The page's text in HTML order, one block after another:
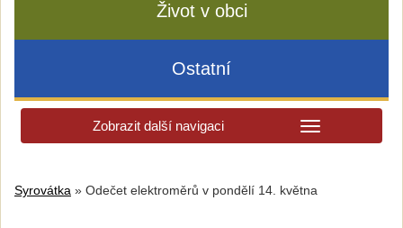
Život v obci
Ostatní
Zobrazit další navigaci
Syrovátka » Odečet elektroměrů v pondělí 14. května